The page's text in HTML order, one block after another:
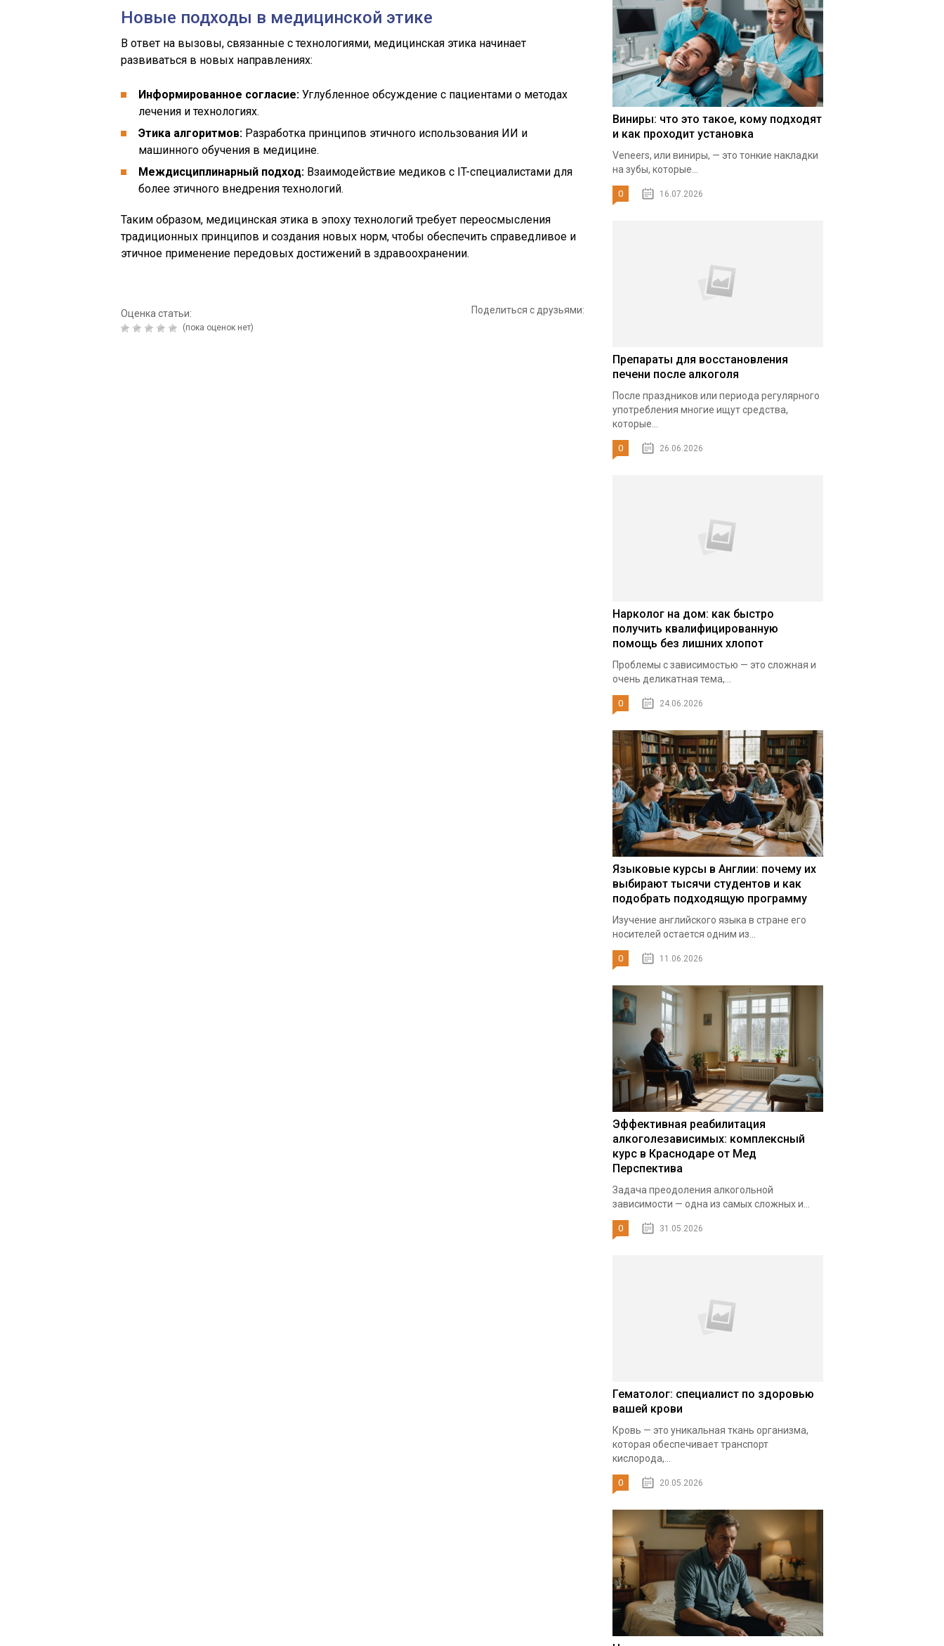
Новые подходы в медицинской этике
В ответ на вызовы, связанные с технологиями, медицинская этика начинает
развиваться в новых направлениях:
Информированное согласие: Углубленное обсуждение с пациентами о методах
лечения и технологиях.
Этика алгоритмов: Разработка принципов этичного использования ИИ и
машинного обучения в медицине.
Междисциплинарный подход: Взаимодействие медиков с IT-специалистами для
более этичного внедрения технологий.
Таким образом, медицинская этика в эпоху технологий требует переосмысления
традиционных принципов и создания новых норм, чтобы обеспечить справедливое и
этичное применение передовых достижений в здравоохранении.
Оценка статьи:
(пока оценок нет)
Поделиться с друзьями:
Виниры: что это такое, кому подходят
и как проходит установка
Veneers, или виниры, — это тонкие накладки
на зубы, которые...
0 16.07.2026
Препараты для восстановления
печени после алкоголя
После праздников или периода регулярного
употребления многие ищут средства,
которые...
0 26.06.2026
Нарколог на дом: как быстро
получить квалифицированную
помощь без лишних хлопот
Проблемы с зависимостью — это сложная и
очень деликатная тема,...
0 24.06.2026
Языковые курсы в Англии: почему их
выбирают тысячи студентов и как
подобрать подходящую программу
Изучение английского языка в стране его
носителей остается одним из...
0 11.06.2026
Эффективная реабилитация
алкоголезависимых: комплексный
курс в Краснодаре от Мед
Перспектива
Задача преодоления алкогольной
зависимости — одна из самых сложных и...
0 31.05.2026
Гематолог: специалист по здоровью
вашей крови
Кровь — это уникальная ткань организма,
которая обеспечивает транспорт
кислорода,...
0 20.05.2026